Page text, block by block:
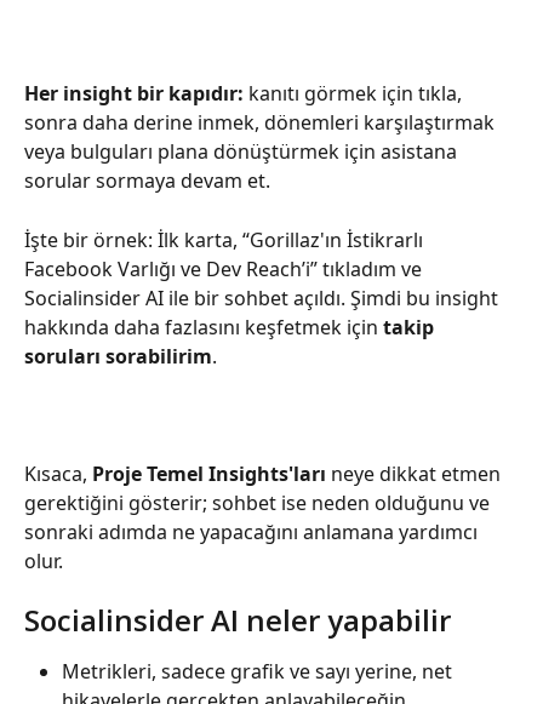
Her insight bir kapıdır: kanıtı görmek için tıkla,
sonra daha derine inmek, dönemleri karşılaştırmak
veya bulguları plana dönüştürmek için asistana
sorular sormaya devam et.
İşte bir örnek: İlk karta, “Gorillaz'ın İstikrarlı
Facebook Varlığı ve Dev Reach’i” tıkladım ve
Socialinsider AI ile bir sohbet açıldı. Şimdi bu insight
hakkında daha fazlasını keşfetmek için takip
soruları sorabilirim.
Kısaca, Proje Temel Insights'ları neye dikkat etmen
gerektiğini gösterir; sohbet ise neden olduğunu ve
sonraki adımda ne yapacağını anlamana yardımcı
olur.
Socialinsider AI neler yapabilir
Metrikleri, sadece grafik ve sayı yerine, net